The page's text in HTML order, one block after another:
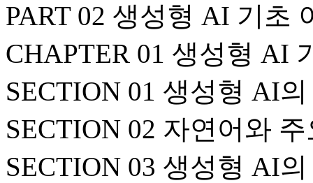
PART 02 생성형 AI 기초
CHAPTER 01 생성형 AI
SECTION 01 생성형 AI
SECTION 02 자연어와
SECTION 03 생성형 AI